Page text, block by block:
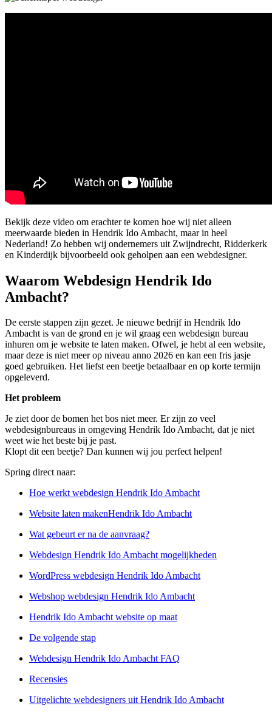
Bekijk deze video om erachter te komen hoe wij niet alleen
meerwaarde bieden in Hendrik Ido Ambacht, maar in heel
Nederland! Zo hebben wij ondernemers uit Zwijndrecht, Ridderkerk
en Kinderdijk bijvoorbeeld ook geholpen aan een webdesigner.
Waarom Webdesign Hendrik Ido
Ambacht?
De eerste stappen zijn gezet. Je nieuwe bedrijf in Hendrik Ido
Ambacht is van de grond en je wil graag een webdesign bureau
inhuren om je website te laten maken. Ofwel, je hebt al een website,
maar deze is niet meer op niveau anno 2026 en kan een fris jasje
goed gebruiken. Het liefst een beetje betaalbaar en op korte termijn
opgeleverd.
Het probleem
Je ziet door de bomen het bos niet meer. Er zijn zo veel
webdesignbureaus in omgeving Hendrik Ido Ambacht, dat je niet
weet wie het beste bij je past.
Klopt dit een beetje? Dan kunnen wij jou perfect helpen!
Spring direct naar:
Hoe werkt webdesign Hendrik Ido Ambacht
Website laten makenHendrik Ido Ambacht
Wat gebeurt er na de aanvraag?
Webdesign Hendrik Ido Ambacht mogelijkheden
WordPress webdesign Hendrik Ido Ambacht
Webshop webdesign Hendrik Ido Ambacht
Hendrik Ido Ambacht website op maat
De volgende stap
Webdesign Hendrik Ido Ambacht FAQ
Recensies
Uitgelichte webdesigners uit Hendrik Ido Ambacht